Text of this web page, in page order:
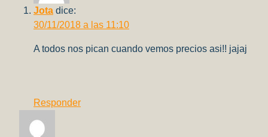
Jota dice:
30/11/2018 a las 11:10
A todos nos pican cuando vemos precios asi!! jajaj
Responder